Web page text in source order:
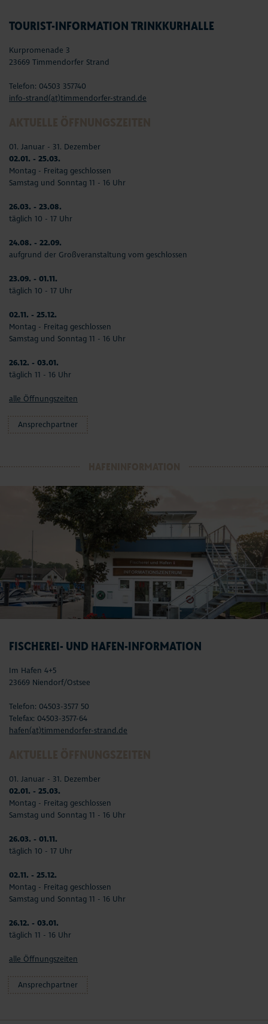
TOURIST-INFORMATION TRINKKURHALLE
Kurpromenade 3
23669 Timmendorfer Strand
Telefon: 04503 357740
info-strand(at)timmendorfer-strand.de
01. Januar - 31. Dezember
02.01. - 25.03.
Montag - Freitag geschlossen
Samstag und Sonntag 11 - 16 Uhr
26.03. - 23.08.
täglich 10 - 17 Uhr
24.08. - 22.09.
aufgrund der Großveranstaltung vom geschlossen
23.09. - 01.11.
täglich 10 - 17 Uhr
02.11. - 25.12.
Montag - Freitag geschlossen
Samstag und Sonntag 11 - 16 Uhr
26.12. - 03.01.
täglich 11 - 16 Uhr
alle Öffnungszeiten
Ansprechpartner
FISCHEREI- UND HAFEN-INFORMATION
Im Hafen 4+5
23669 Niendorf/Ostsee
Telefon: 04503-3577 50
Telefax: 04503-3577-64
hafen(at)timmendorfer-strand.de
01. Januar - 31. Dezember
02.01. - 25.03.
Montag - Freitag geschlossen
Samstag und Sonntag 11 - 16 Uhr
26.03. - 01.11.
täglich 10 - 17 Uhr
02.11. - 25.12.
Montag - Freitag geschlossen
Samstag und Sonntag 11 - 16 Uhr
26.12. - 03.01.
täglich 11 - 16 Uhr
alle Öffnungszeiten
Ansprechpartner